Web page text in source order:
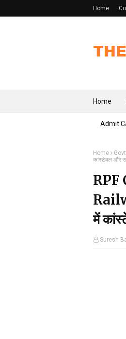
Home
Home
Admit
Home
कांस्टेबल और
RPF
में
Suresh